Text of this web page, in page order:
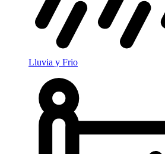
Lluvia y Frio